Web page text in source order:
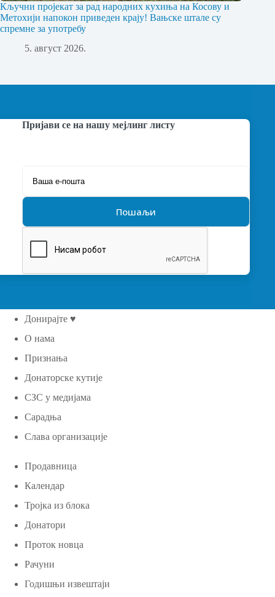
Кључни пројекат за рад народних кухиња на Косову и
Метохији напокон приведен крају! Вањске штале су
спремне за употребу
5. август 2026.
Пријави се на нашу мејлинг листу
Донирајте ♥
О нама
Признања
Донаторске кутије
СЗС у медијама
Сарадња
Слава организације
Продавница
Календар
Тројка из блока
Донатори
Проток новца
Рачуни
Годишњи извештаји